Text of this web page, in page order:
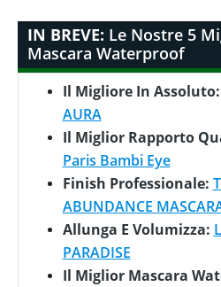
IN BREVE: Le Nostre 5
Mascara Waterproof
Il Migliore In Assoluto:
AURA
Il Miglior Rapporto
Paris Bambi Eye
Finish Professionale:
ABUNDANCE
Allunga E Volumizza:
PARADISE
Il Miglior Mascara